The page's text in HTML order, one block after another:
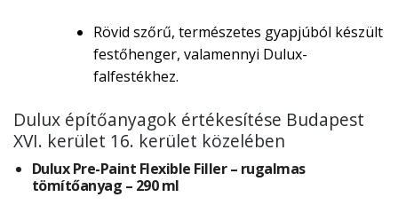
Rövid szőrű, természetes gyapjúból készült
festőhenger, valamennyi Dulux-
falfestékhez.
Dulux építőanyagok értékesítése Budapest
XVI. kerület 16. kerület közelében
Dulux Pre-Paint Flexible Filler – rugalmas
tömítőanyag – 290 ml